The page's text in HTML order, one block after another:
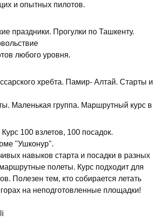
и опытных пилотов.
праздники. Прогулки по Ташкенту.
любого уровня.
хребта. Памир- Алтай. Старты и
Маленькая группа. Маршрутный курс в
100 взлетов, 100 посадок.
"Ушконур".
навыков старта и посадки в разных
полеты. Курс подходит для
Полезен тем, кто собирается летать
на неподготовленные площадки!